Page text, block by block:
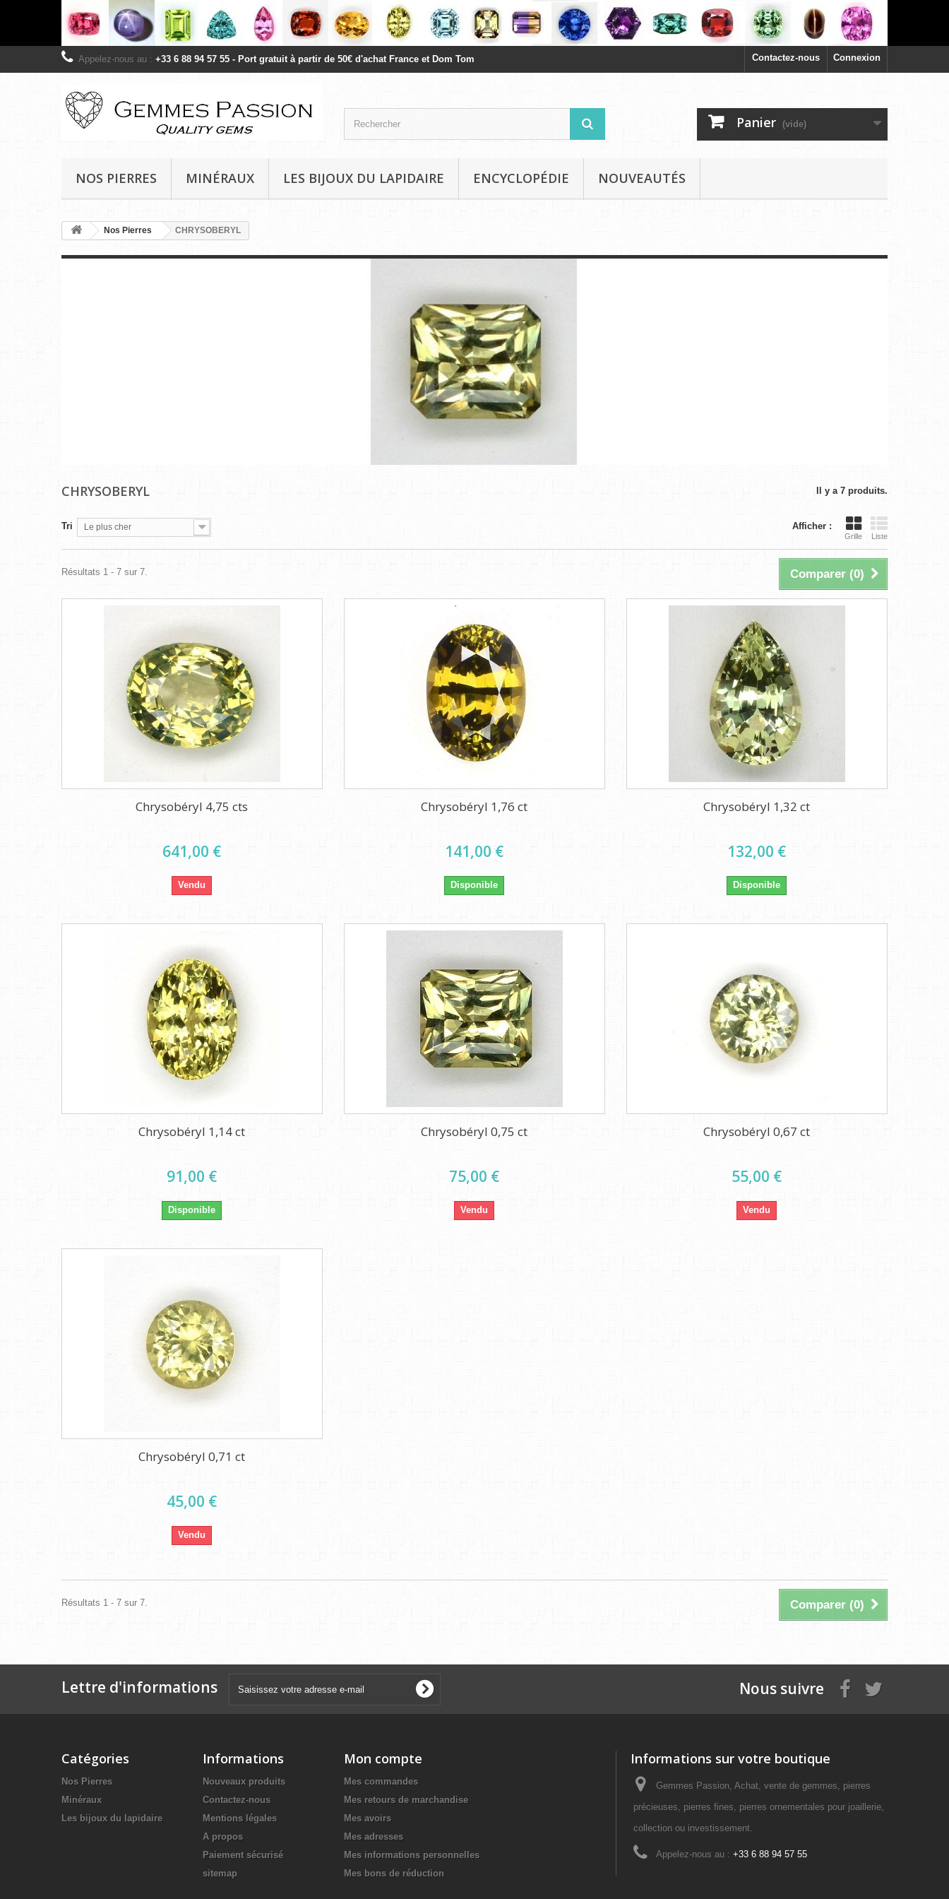
Connexion
Contactez-nous
Appelez-nous au : +33 6 88 94 57 55 - Port gratuit à partir de 50€ d'achat France et Dom Tom
Panier (vide)
NOS PIERRES MINÉRAUX LES BIJOUX DU LAPIDAIRE ENCYCLOPÉDIE NOUVEAUTÉS
Nos Pierres CHRYSOBERYL
CHRYSOBERYL Il y a 7 produits.
Afficher :
Grille Liste
Tri Le plus cher
Comparer (0)
Résultats 1 - 7 sur 7.
Chrysobéryl 4,75 cts
641,00 €
Vendu
Chrysobéryl 1,76 ct
141,00 €
Disponible
Chrysobéryl 1,32 ct
132,00 €
Disponible
Chrysobéryl 1,14 ct
91,00 €
Disponible
Chrysobéryl 0,75 ct
75,00 €
Vendu
Chrysobéryl 0,67 ct
55,00 €
Vendu
Chrysobéryl 0,71 ct
45,00 €
Vendu
Comparer (0)
Résultats 1 - 7 sur 7.
Lettre d'informations Nous suivre
Catégories
Nos Pierres
Minéraux
Les bijoux du lapidaire
Informations
Nouveaux produits
Contactez-nous
Mentions légales
A propos
Paiement sécurisé
sitemap
Mon compte
Mes commandes
Mes retours de marchandise
Mes avoirs
Mes adresses
Mes informations personnelles
Mes bons de réduction
Informations sur votre boutique
Gemmes Passion, Achat, vente de gemmes, pierres
précieuses, pierres fines, pierres ornementales pour joaillerie,
collection ou investissement.
Appelez-nous au : +33 6 88 94 57 55